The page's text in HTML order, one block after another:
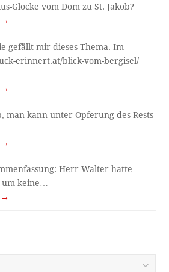
Glocke vom Dom zu St. Jakob?
→
gefällt mir dieses Thema. Im
erinnert.at/blick-vom-bergisel/
→
man kann unter Opferung des Rests
→
Herr Walter hatte
um keine…
→